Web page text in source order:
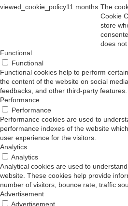
viewed_cookie_policy11 months The
Cookie
store
does
Functional
Functional
Functional cookies help to perform
the content of the website on social
feedbacks, and other third-party features.
Performance
Performance
Performance cookies are used to
performance indexes of the website
user experience for the visitors.
Analytics
Analytics
Analytical cookies are used to
website. These cookies help provide
number of visitors, bounce rate, traffic
Advertisement
Advertisement